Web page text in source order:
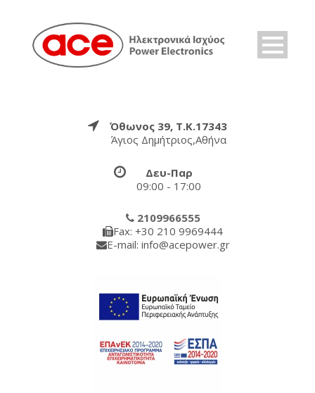
Όθωνος 39, Τ.Κ.17343
Άγιος Δημήτριος,Αθήνα
Δευ-Παρ
09:00 - 17:00
2109966555
Fax: +30 210 9969444
E-mail: info@acepower.gr